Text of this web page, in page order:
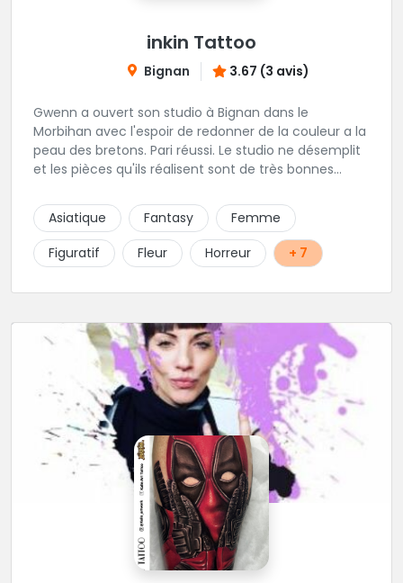
inkin Tattoo
Bignan 3.67 (3 avis)
Gwenn a ouvert son studio à Bignan dans le
Morbihan avec l'espoir de redonner de la couleur a la
peau des bretons. Pari réussi. Le studio ne désemplit
et les pièces qu'ils réalisent sont de très bonnes
tout type de projet, son style est éclectique et vous
serez bien réussi par le tatoueur en personne.
Asiatique Fantasy
Femme
Figuratif
Fleur Horreur + 7